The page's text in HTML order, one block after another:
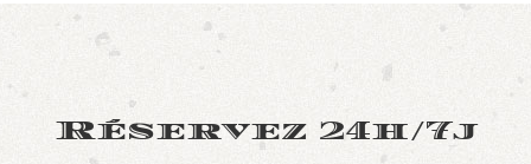
Réservez 24h/7j